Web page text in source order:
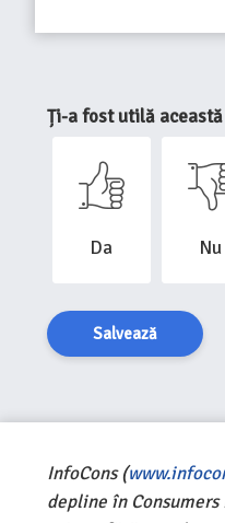
Ți-a fost utilă
Da Nu
Salvează
InfoCons (
depline în